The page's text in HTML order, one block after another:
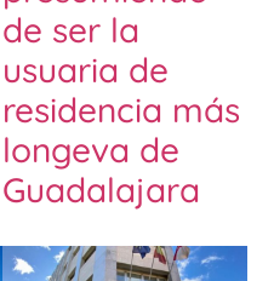
de ser la
usuaria de
residencia más
longeva de
Guadalajara